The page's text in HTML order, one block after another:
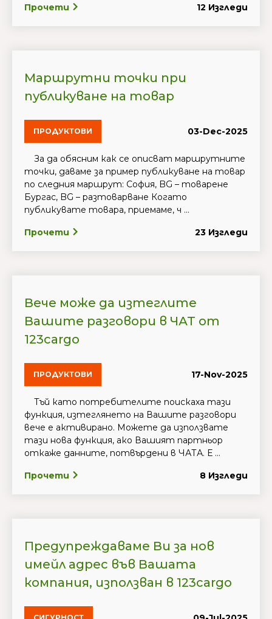
Прочети 12 Изгледи
Маршрутни точки при
публикуване на товар
ПРОДУКТОВИ 03-Dec-2025
За да обясним как се описват маршрутните
точки, даваме за пример публикуване на товар
по следния маршрут: София, BG – товарене
Бургас, BG – разтоварване Когато
публикувате товара, приемаме, ч ...
Прочети 23 Изгледи
Вече може да изтеглите
Вашите разговори в ЧАТ от
123cargo
ПРОДУКТОВИ 17-Nov-2025
Тъй като потребителите поискаха тази
функция, изтеглянето на Вашите разговори
вече е активирано. Можете да използвате
тази нова функция, ако Вашият партньор
откаже данните, потвърдени в ЧАТА. Е ...
Прочети 8 Изгледи
Предупреждаваме Ви за нов
имейл адрес във Вашата
компания, използван в 123cargo